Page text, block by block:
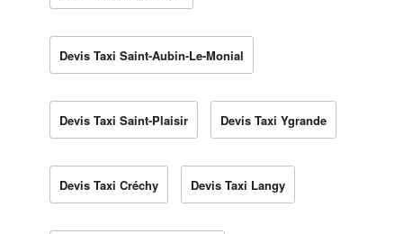
Devis Taxi Saint-Aubin-Le-Monial
Devis Taxi Saint-Plaisir Devis Taxi Ygrande
Devis Taxi Créchy Devis Taxi Langy